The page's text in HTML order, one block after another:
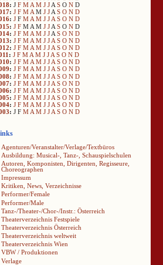
: J F M A M J J A S O N D
: J F M A M J J A S O N D
: J F M A M J J A S O N D
: J F M A M J J A S O N D
: J F M A M J J A S O N D
: J F M A M J J A S O N D
: J F M A M J J A S O N D
: J F M A M J J A S O N D
: J F M A M J J A S O N D
: J F MA M J JA S O N D
: J F M A M J J A S O N D
: J F M A M J J A S O N D
: J F M A M J J A S O N D
: J F M A M J J A S O N D
: J F M A M J J A S O N D
: J F M A M J J A S O N D
Agenturen/Veranstalter/Verlage/Textbüros
Ausbildung: Musical-, Tanz-, Schauspielschulen
Autoren, Komponisten, Dirigenten, Regisseure,
Choreographen
Impressum
Kritiken, News, Verzeichnisse
Performer/Female
Performer/Male
Tanz-/Theater-/Chor-/Instr.: Österreich
Theaterverzeichnis Festspiele
Theaterverzeichnis Österreich
Theaterverzeichnis weltweit
Theaterverzeichnis Wien
VBW / Produktionen
Verlage